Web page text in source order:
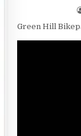
Green Hill